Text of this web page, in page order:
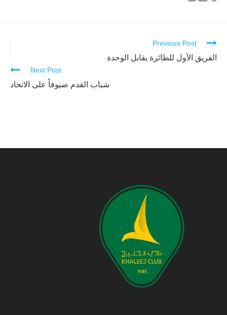
Continue
Reading
Previous Post
الفريق الأول للطائرة يقابل الوحدة
Next Post
شباب القدم ضيوفاً على الاتحاد